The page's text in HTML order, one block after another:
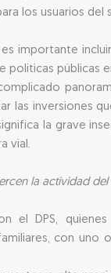
los usuarios
es importante
políticas públicas
las inversiones
la grave
vial.
la actividad
el DPS,
con uno